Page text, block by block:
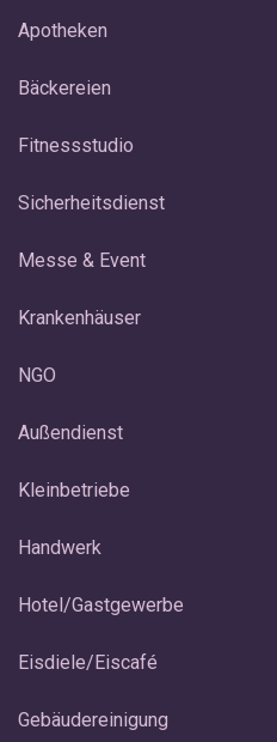
Apotheken
Bäckereien
Fitnessstudio
Sicherheitsdienst
Messe & Event
Krankenhäuser
NGO
Außendienst
Kleinbetriebe
Handwerk
Hotel/Gastgewerbe
Eisdiele/Eiscafé
Gebäudereinigung